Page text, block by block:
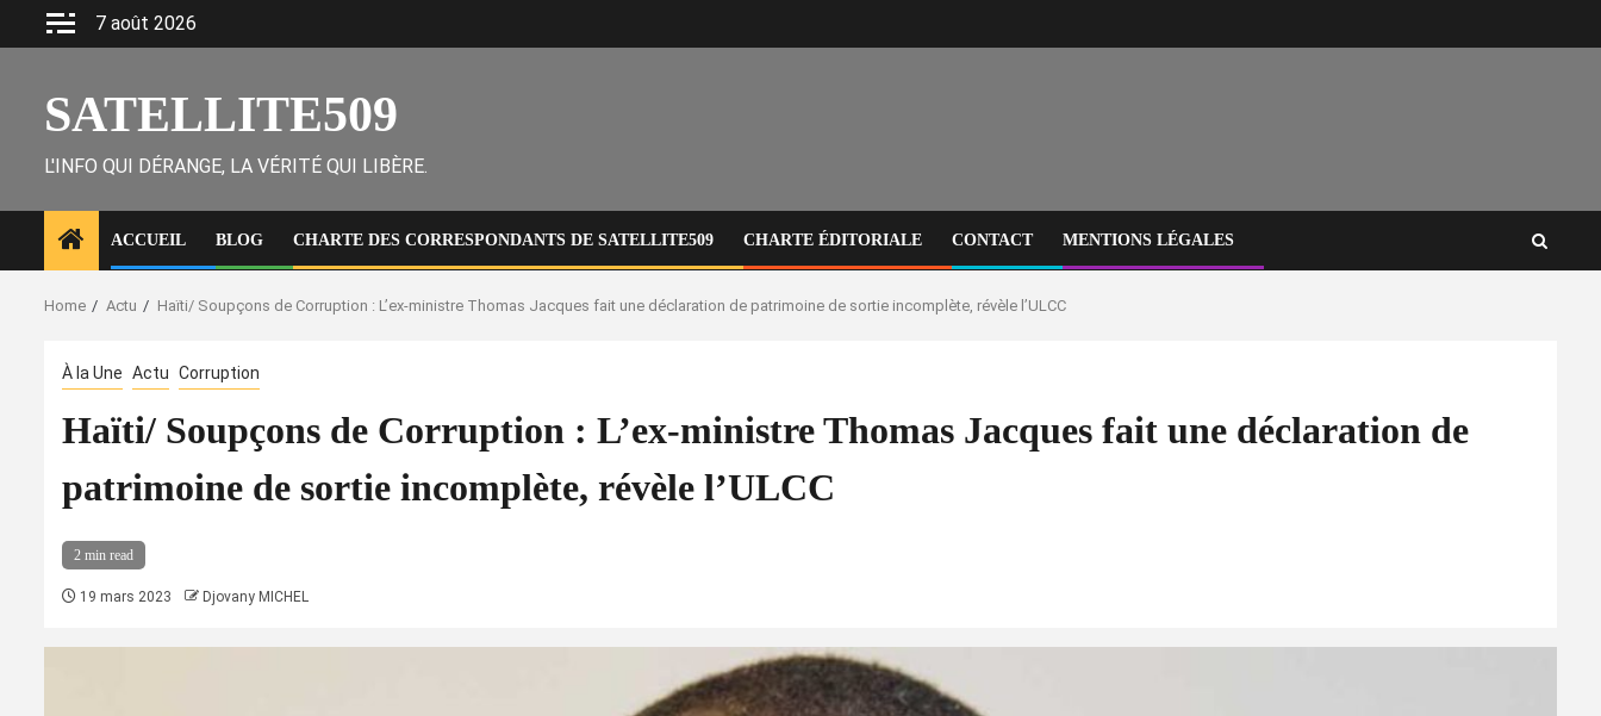
7 août 2026
SATELLITE509
L'INFO QUI DÉRANGE, LA VÉRITÉ QUI LIBÈRE.
ACCUEIL BLOG CHARTE DES CORRESPONDANTS DE SATELLITE509 CHARTE ÉDITORIALE CONTACT MENTIONS LÉGALES
Home Actu Haïti/ Soupçons de Corruption : L’ex-ministre Thomas Jacques fait une déclaration de patrimoine de sortie incomplète, révèle l’ULCC
À la Une Actu Corruption
Haïti/ Soupçons de Corruption : L’ex-ministre Thomas Jacques fait une déclaration de
patrimoine de sortie incomplète, révèle l’ULCC
2 min read
19 mars 2023 Djovany MICHEL